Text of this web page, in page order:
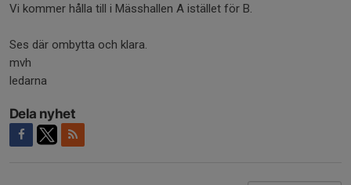
Vi kommer hålla till i Mässhallen A istället för B.
Ses där ombytta och klara.
mvh
ledarna
Dela nyhet